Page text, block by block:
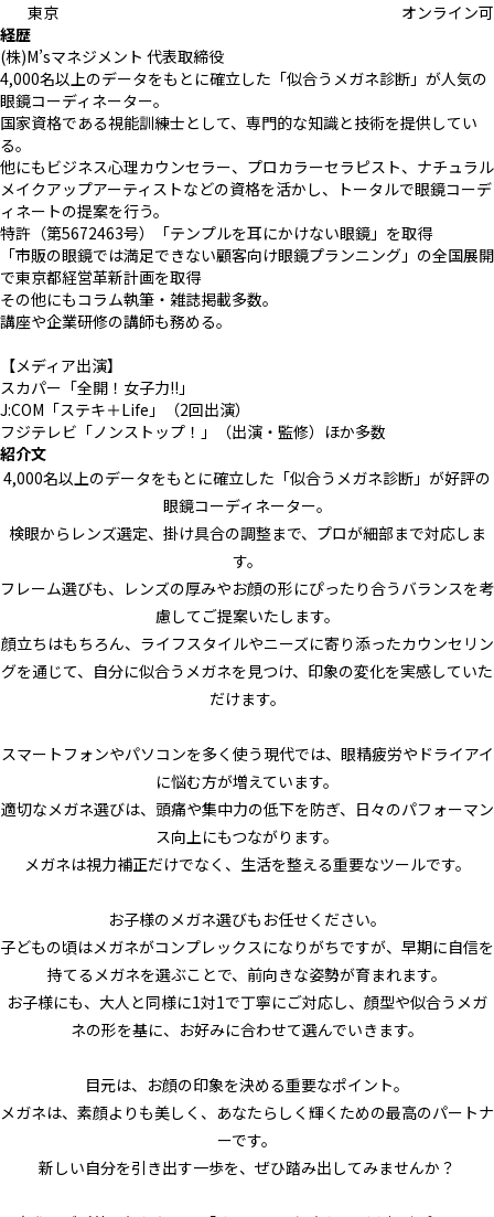
東京
オンライン可
経歴
(株)M’sマネジメント 代表取締役
4,000名以上のデータをもとに確立した「似合うメガネ診断」が人気の
眼鏡コーディネーター。
国家資格である視能訓練士として、専門的な知識と技術を提供してい
る。
他にもビジネス心理カウンセラー、プロカラーセラピスト、ナチュラル
メイクアップアーティストなどの資格を活かし、トータルで眼鏡コーデ
ィネートの提案を行う。
特許（第5672463号）「テンプルを耳にかけない眼鏡」を取得
「市販の眼鏡では満足できない顧客向け眼鏡プランニング」の全国展開
で東京都経営革新計画を取得
その他にもコラム執筆・雑誌掲載多数。
講座や企業研修の講師も務める。
【メディア出演】
スカパー「全開！女子力!!」
J:COM「ステキ＋Life」（2回出演）
フジテレビ「ノンストップ！」（出演・監修）ほか多数
紹介文
4,000名以上のデータをもとに確立した「似合うメガネ診断」が好評の
眼鏡コーディネーター。
検眼からレンズ選定、掛け具合の調整まで、プロが細部まで対応しま
す。
フレーム選びも、レンズの厚みやお顔の形にぴったり合うバランスを考
慮してご提案いたします。
顔立ちはもちろん、ライフスタイルやニーズに寄り添ったカウンセリン
グを通じて、自分に似合うメガネを見つけ、印象の変化を実感していた
だけます。
スマートフォンやパソコンを多く使う現代では、眼精疲労やドライアイ
に悩む方が増えています。
適切なメガネ選びは、頭痛や集中力の低下を防ぎ、日々のパフォーマン
ス向上にもつながります。
メガネは視力補正だけでなく、生活を整える重要なツールです。
お子様のメガネ選びもお任せください。
子どもの頃はメガネがコンプレックスになりがちですが、早期に自信を
持てるメガネを選ぶことで、前向きな姿勢が育まれます。
お子様にも、大人と同様に1対1で丁寧にご対応し、顔型や似合うメガ
ネの形を基に、お好みに合わせて選んでいきます。
目元は、お顔の印象を決める重要なポイント。
メガネは、素顔よりも美しく、あなたらしく輝くための最高のパートナ
ーです。
新しい自分を引き出す一歩を、ぜひ踏み出してみませんか？